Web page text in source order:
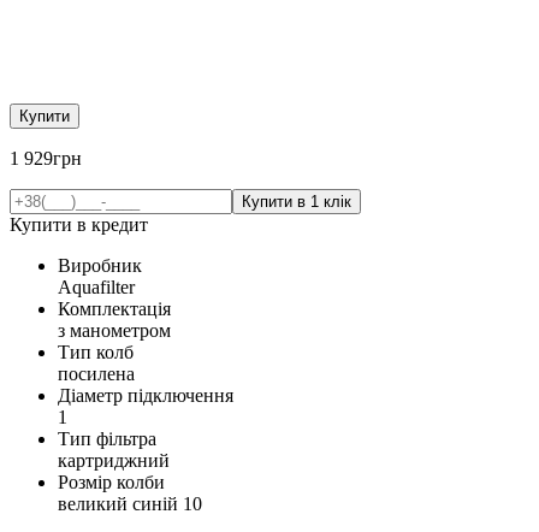
Купити
1 929грн
Купити в кредит
Виробник
Aquafilter
Комплектація
з манометром
Тип колб
посилена
Діаметр підключення
1
Тип фільтра
картриджний
Розмір колби
великий синій 10